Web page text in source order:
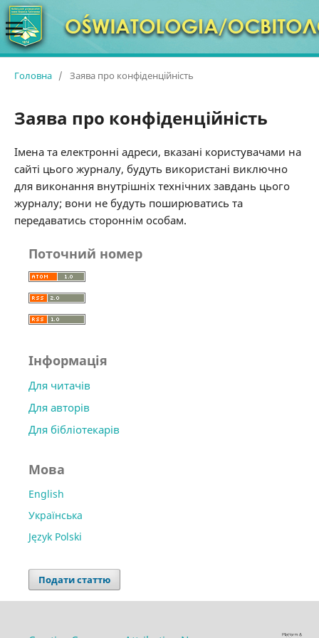
Головна / Заява про конфіденційність
Заява про конфіденційність
Імена та електронні адреси, вказані користувачами на
сайті цього журналу, будуть використані виключно
для виконання внутрішніх технічних завдань цього
журналу; вони не будуть поширюватись та
передаватись стороннім особам.
Поточний номер
Інформація
Для читачів
Для авторів
Для бібліотекарів
Мова
English
Українська
Język Polski
Подати статтю